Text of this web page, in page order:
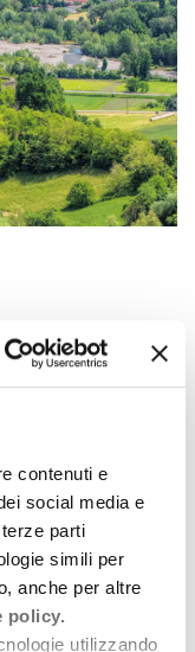
contenuti e
social media e
parti
simili per
anche per altre
policy.
utilizzando
culturale e